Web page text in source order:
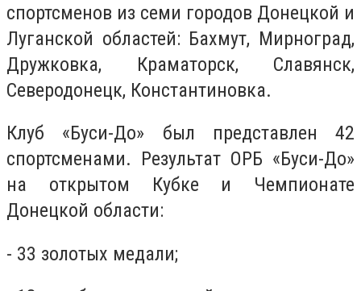
спортсменов из семи городов Донецкой и
Луганской областей: Бахмут, Мирноград,
Дружковка, Краматорск, Славянск,
Северодонецк, Константиновка.
Клуб «Буси-До» был представлен 42
спортсменами. Результат ОРБ «Буси-До»
на открытом Кубке и Чемпионате
Донецкой области:
- 33 золотых медали;